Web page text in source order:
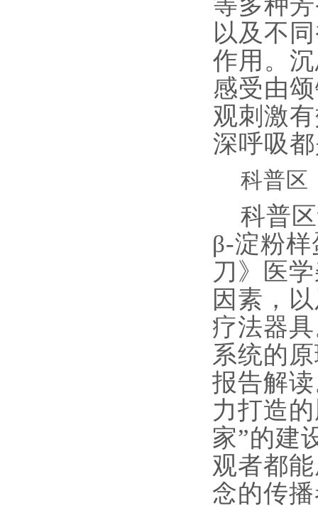
以及不
作用。
感受由
观刺激
深呼吸
科普区
科普
β-淀粉
刀》医
因素，
疗法器
系统的
报告解
力打造
家”的建
观者都
念的传